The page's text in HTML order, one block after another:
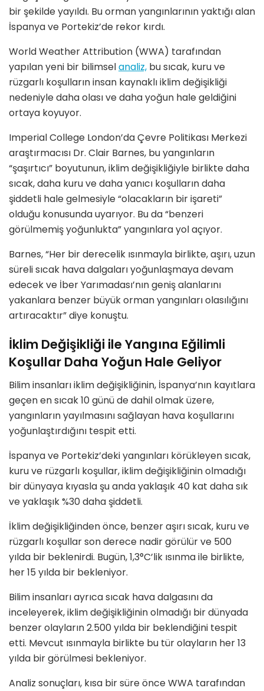
bir şekilde yayıldı. Bu orman yangınlarının yaktığı alan
İspanya ve Portekiz’de rekor kırdı.
World Weather Attribution (WWA) tarafından
yapılan yeni bir bilimselanaliz, bu sıcak, kuru ve
rüzgarlı koşulların insan kaynaklı iklim değişikliği
nedeniyle daha olası ve daha yoğun hale geldiğini
ortaya koyuyor.
Imperial College London’da Çevre Politikası Merkezi
araştırmacısı Dr. Clair Barnes, bu yangınların
“şaşırtıcı” boyutunun, iklim değişikliğiyle birlikte daha
sıcak, daha kuru ve daha yanıcı koşulların daha
şiddetli hale gelmesiyle “olacakların bir işareti”
olduğu konusunda uyarıyor. Bu da “benzeri
görülmemiş yoğunlukta” yangınlara yol açıyor.
Barnes, “Her bir derecelik ısınmayla birlikte, aşırı, uzun
süreli sıcak hava dalgaları yoğunlaşmaya devam
edecek ve İber Yarımadası’nın geniş alanlarını
yakanlara benzer büyük orman yangınları olasılığını
artıracaktır” diye konuştu.
İklim Değişikliği ile Yangına Eğilimli
Koşullar Daha Yoğun Hale Geliyor
Bilim insanları iklim değişikliğinin, İspanya’nın kayıtlara
geçen en sıcak 10 günü de dahil olmak üzere,
yangınların yayılmasını sağlayan hava koşullarını
yoğunlaştırdığını tespit etti.
İspanya ve Portekiz’deki yangınları körükleyen sıcak,
kuru ve rüzgarlı koşullar, iklim değişikliğinin olmadığı
bir dünyaya kıyasla şu anda yaklaşık 40 kat daha sık
ve yaklaşık %30 daha şiddetli.
İklim değişikliğinden önce, benzer aşırı sıcak, kuru ve
rüzgarlı koşullar son derece nadir görülür ve 500
yılda bir beklenirdi. Bugün, 1,3°C’lik ısınma ile birlikte,
her 15 yılda bir bekleniyor.
Bilim insanları ayrıca sıcak hava dalgasını da
inceleyerek, iklim değişikliğinin olmadığı bir dünyada
benzer olayların 2.500 yılda bir beklendiğini tespit
etti. Mevcut ısınmayla birlikte bu tür olayların her 13
yılda bir görülmesi bekleniyor.
Analiz sonuçları, kısa bir süre önce WWA tarafından